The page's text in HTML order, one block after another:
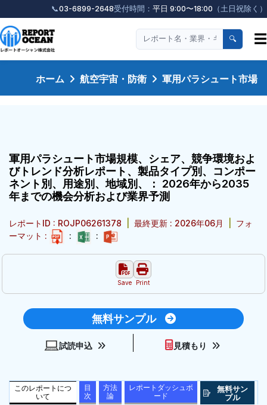
📞03-6899-2648受付時間： 平日 9:00〜18:00 （土日祝除く）
🔍 ☰
ホーム 航空宇宙・防衛 軍用パラシュート市場
軍用パラシュート市場規模、シェア、競争環境およ
びトレンド分析レポート、製品タイプ別、コンポー
ネント別、用途別、地域別、： 2026年から2035
年までの機会分析および業界予測
レポートID : ROJP06261378 最終更新 : 2026年06月
フォ
ーマット :
: :
Save Print
無料サンプル
試読申込 見積もり
このレポートにつ
いて
目
次
方法
論
レポートダッシュボ
ード
無料サン
プル